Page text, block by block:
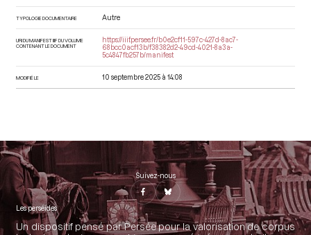
TYPOLOGIE DOCUMENTAIRE Autre
URI DU MANIFEST IIIF DU VOLUME
CONTENANT LE DOCUMENT
https://iiif.persee.fr/b0e2cf11-597c-427d-8ac7-
68bcc0acf13b/f38382d2-49cd-4021-8a3a-
5c4847fb257b/manifest
MODIFIÉ LE 10 septembre 2025 à 14:08
Suivez-nous
Les perséides
Un dispositif pensé par Persée pour la valorisation de corpus